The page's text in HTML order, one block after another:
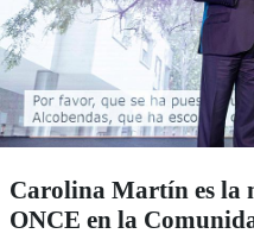
Carolina Martín es la
ONCE en la